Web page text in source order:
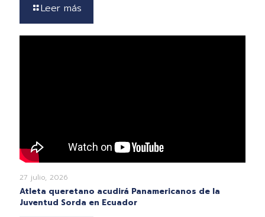
Leer más
27 julio, 2026
Atleta queretano acudirá Panamericanos de la
Juventud Sorda en Ecuador